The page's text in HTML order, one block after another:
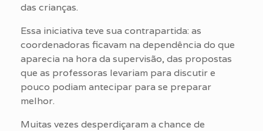
das crianças.
Essa iniciativa teve sua contrapartida: as
coordenadoras ficavam na dependência do que
aparecia na hora da supervisão, das propostas
que as professoras levariam para discutir e
pouco podiam antecipar para se preparar
melhor.
Muitas vezes desperdiçaram a chance de